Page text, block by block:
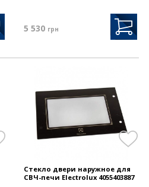
5 530 грн
Стекло двери наружное для
СВЧ-печи Electrolux 4055403887